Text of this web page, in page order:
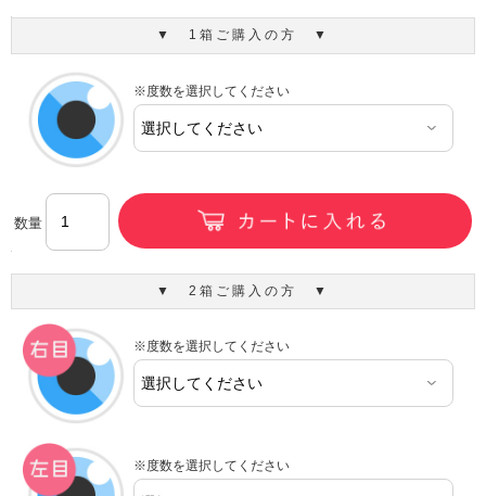
▼ 1箱ご購入の方 ▼
※度数を選択してください
数量
▼ 2箱ご購入の方 ▼
※度数を選択してください
※度数を選択してください